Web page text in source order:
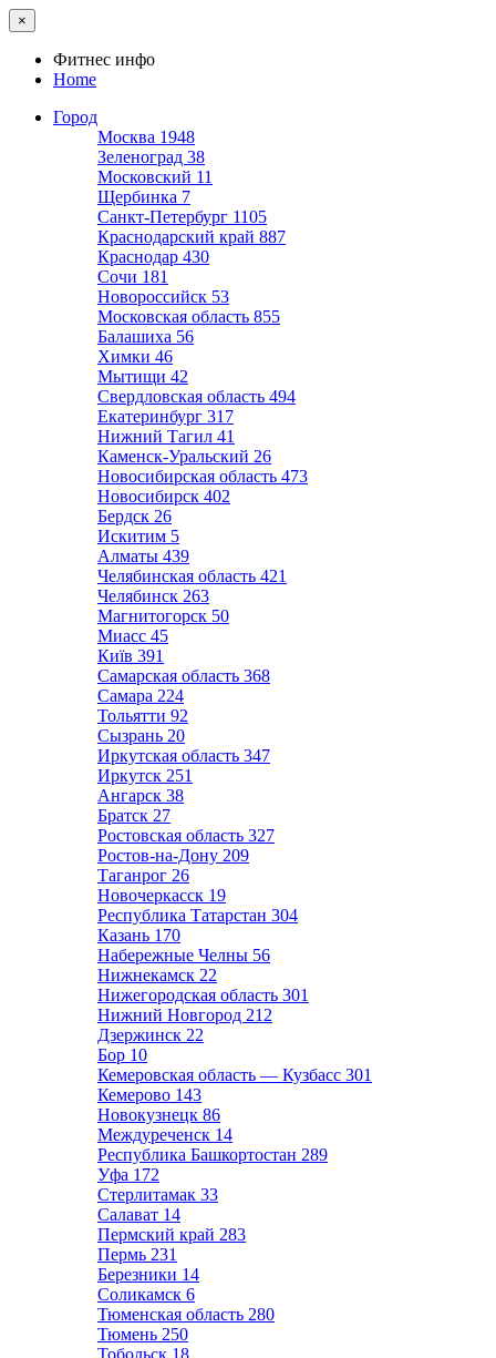
×
Фитнес инфо
Home
Город
Москва 1948
Зеленоград 38
Московский 11
Щербинка 7
Санкт-Петербург 1105
Краснодарский край 887
Краснодар 430
Сочи 181
Новороссийск 53
Московская область 855
Балашиха 56
Химки 46
Мытищи 42
Свердловская область 494
Екатеринбург 317
Нижний Тагил 41
Каменск-Уральский 26
Новосибирская область 473
Новосибирск 402
Бердск 26
Искитим 5
Алматы 439
Челябинская область 421
Челябинск 263
Магнитогорск 50
Миасс 45
Київ 391
Самарская область 368
Самара 224
Тольятти 92
Сызрань 20
Иркутская область 347
Иркутск 251
Ангарск 38
Братск 27
Ростовская область 327
Ростов-на-Дону 209
Таганрог 26
Новочеркасск 19
Республика Татарстан 304
Казань 170
Набережные Челны 56
Нижнекамск 22
Нижегородская область 301
Нижний Новгород 212
Дзержинск 22
Бор 10
Кемеровская область — Кузбасс 301
Кемерово 143
Новокузнецк 86
Междуреченск 14
Республика Башкортостан 289
Уфа 172
Стерлитамак 33
Салават 14
Пермский край 283
Пермь 231
Березники 14
Соликамск 6
Тюменская область 280
Тюмень 250
Тобольск 18